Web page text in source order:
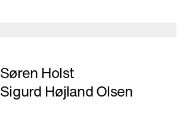
Søren Holst
Sigurd Højland Olsen